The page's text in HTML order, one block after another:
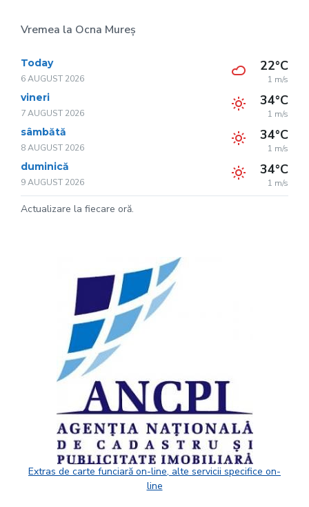
Vremea la Ocna Mureș
Today
6 AUGUST 2026
22°C
1 m/s
vineri
7 AUGUST 2026
34°C
1 m/s
sâmbătă
8 AUGUST 2026
34°C
1 m/s
duminică
9 AUGUST 2026
34°C
1 m/s
Actualizare la fiecare oră.
Extras de carte funciară on-line, alte servicii specifice on-
line